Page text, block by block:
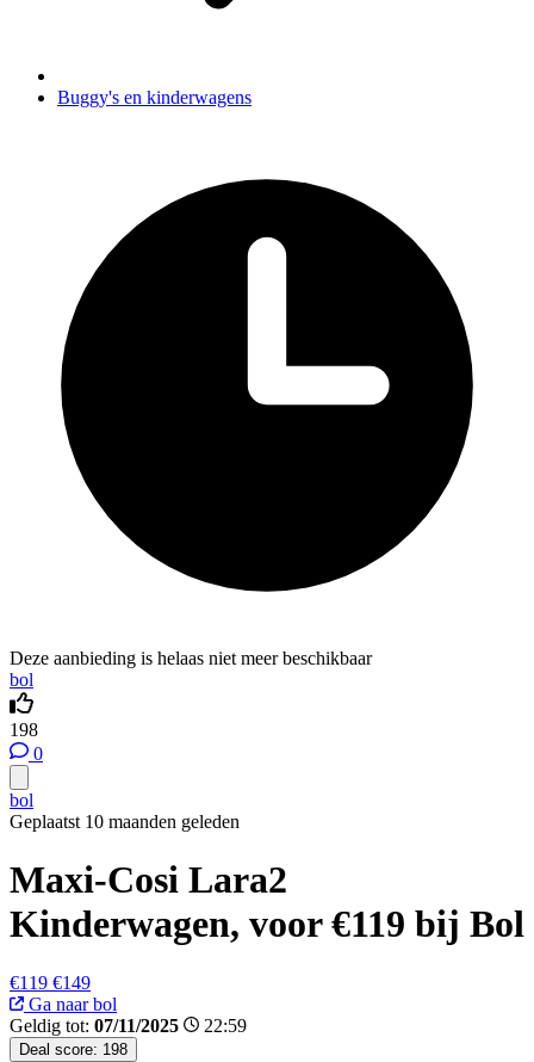
Buggy's en kinderwagens
Deze aanbieding is helaas niet meer beschikbaar
bol
198
0
bol
Geplaatst 10 maanden geleden
Maxi-Cosi Lara2
Kinderwagen, voor €119 bij Bol
€119 €149
Ga naar bol
Geldig tot: 07/11/2025 22:59
Deal score: 198